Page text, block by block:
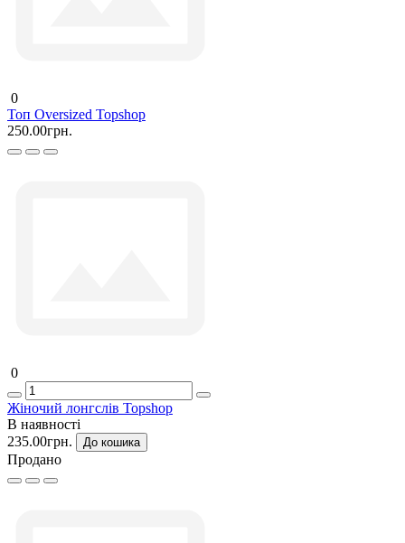
0
Топ Oversized Topshop
250.00грн.
0
Жіночий лонгслів Topshop
В наявності
235.00грн.
До кошика
Продано